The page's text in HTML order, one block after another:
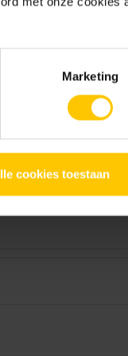
Marketing
cookies toestaan